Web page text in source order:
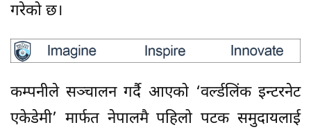
गरेको छ।
कम्पनीले सञ्चालन गर्दै आएको ‘वर्ल्डलिंक इन्टरनेट
एकेडेमी’ मार्फत नेपालमै पहिलो पटक समुदायलाई